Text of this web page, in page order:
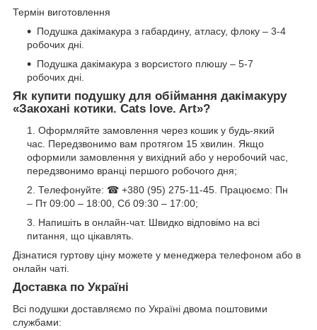
Термін виготовлення
Подушка дакімакура з габардину, атласу, флоку – 3-4
робочих дні.
Подушка дакімакура з ворсистого плюшу – 5-7
робочих дні.
Як купити подушку для обіймання дакімакуру
«Закохані котики. Cats love. Art»?
Оформляйте замовлення через кошик у будь-який
час. Передзвонимо вам протягом 15 хвилин. Якщо
оформили замовлення у вихідний або у неробочий час,
передзвонимо вранці першого робочого дня;
Телефонуйте: ☎ +380 (95) 275-11-45. Працюємо: Пн
– Пт 09:00 – 18:00, Сб 09:30 – 17:00;
Напишіть в онлайн-чат. Швидко відповімо на всі
питання, що цікавлять.
Дізнатися гуртову ціну можете у менеджера телефоном або в
онлайн чаті.
Доставка по Україні
Всі подушки доставляємо по Україні двома поштовими
службами: